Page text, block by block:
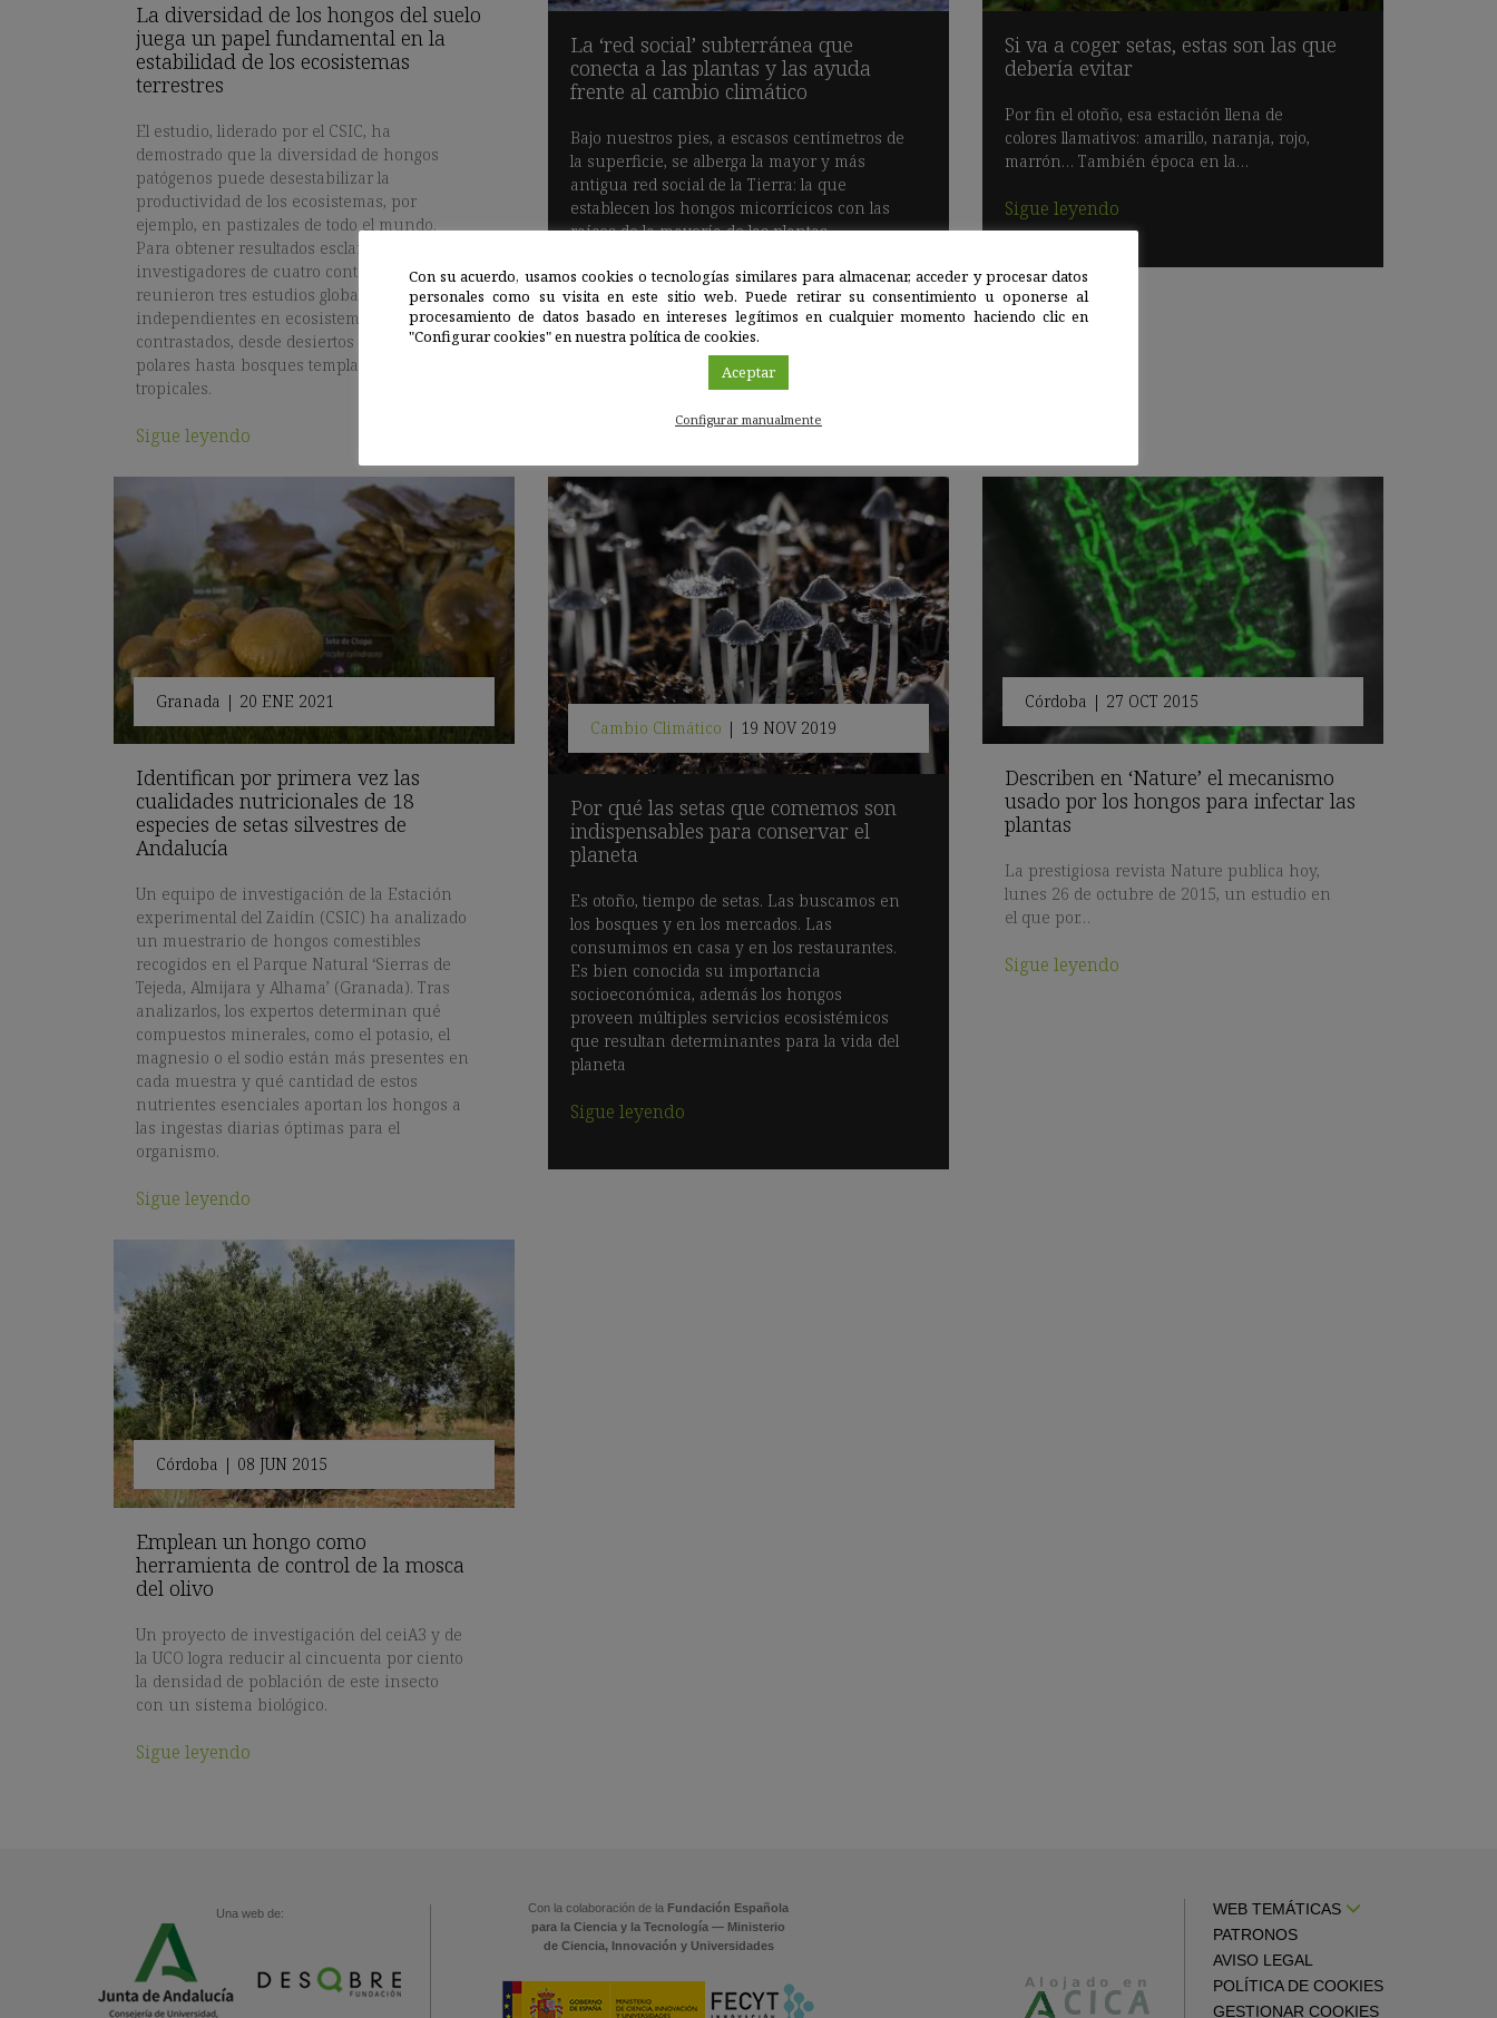
La diversidad de los hongos del suelo
juega un papel fundamental en la
estabilidad de los ecosistemas
terrestres
El estudio, liderado por el CSIC, ha
demostrado que la diversidad de hongos
patógenos puede desestabilizar la
productividad de los ecosistemas, por
ejemplo, en pastizales de todo el mundo.
Para obtener resultados esclarecedores,
investigadores de cuatro continentes
reunieron tres estudios globales
independientes en ecosistemas terrestres
contrastados, desde desiertos y zonas
polares hasta bosques templados y
tropicales.
Sigue leyendo
La ‘red social’ subterránea que
conecta a las plantas y las ayuda
frente al cambio climático
Bajo nuestros pies, a escasos centímetros de
la superficie, se alberga la mayor y más
antigua red social de la Tierra: la que
establecen los hongos micorrícicos con las
raíces de la mayoría de las plantas.
Sigue leyendo
Si va a coger setas, estas son las que
debería evitar
Por fin el otoño, esa estación llena de
colores llamativos: amarillo, naranja, rojo,
marrón… También época en la…
Sigue leyendo
Granada | 20 ENE 2021
Identifican por primera vez las
cualidades nutricionales de 18
especies de setas silvestres de
Andalucía
Un equipo de investigación de la Estación
experimental del Zaidín (CSIC) ha analizado
un muestrario de hongos comestibles
recogidos en el Parque Natural ‘Sierras de
Tejeda, Almijara y Alhama’ (Granada). Tras
analizarlos, los expertos determinan qué
compuestos minerales, como el potasio, el
magnesio o el sodio están más presentes en
cada muestra y qué cantidad de estos
nutrientes esenciales aportan los hongos a
las ingestas diarias óptimas para el
organismo.
Sigue leyendo
Cambio Climático | 19 NOV 2019
Por qué las setas que comemos son
indispensables para conservar el
planeta
Es otoño, tiempo de setas. Las buscamos en
los bosques y en los mercados. Las
consumimos en casa y en los restaurantes.
Es bien conocida su importancia
socioeconómica, además los hongos
proveen múltiples servicios ecosistémicos
que resultan determinantes para la vida del
planeta
Sigue leyendo
Córdoba | 27 OCT 2015
Describen en ‘Nature’ el mecanismo
usado por los hongos para infectar las
plantas
La prestigiosa revista Nature publica hoy,
lunes 26 de octubre de 2015, un estudio en
el que por…
Sigue leyendo
Córdoba | 08 JUN 2015
Emplean un hongo como
herramienta de control de la mosca
del olivo
Un proyecto de investigación del ceiA3 y de
la UCO logra reducir al cincuenta por ciento
la densidad de población de este insecto
con un sistema biológico.
Sigue leyendo
Una web de: Con la colaboración de la Fundación Española
para la Ciencia y la Tecnología — Ministerio
de Ciencia, Innovación y Universidades
WEB TEMÁTICAS
PATRONOS
AVISO LEGAL
POLÍTICA DE COOKIES
GESTIONAR COOKIES
Con su acuerdo, usamos cookies o tecnologías similares para almacenar, acceder y procesar datos
personales como su visita en este sitio web. Puede retirar su consentimiento u oponerse al
procesamiento de datos basado en intereses legítimos en cualquier momento haciendo clic en
"Configurar cookies" en nuestra política de cookies.
Aceptar
Configurar manualmente